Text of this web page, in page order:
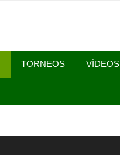
A HOYO
TORNEOS VÍDEOS